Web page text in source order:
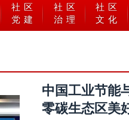
社区
党建
社区
治理
社区
文化
中国工业节能
零碳生态区美